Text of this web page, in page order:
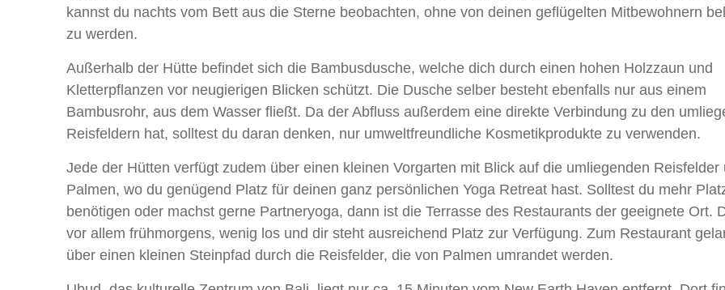
kannst du nachts vom Bett aus die Sterne beobachten, ohne von deinen geflügelten Mitbewohnern
zu werden.
Außerhalb der Hütte befindet sich die Bambusdusche, welche dich durch einen hohen Holzzaun und
Kletterpflanzen vor neugierigen Blicken schützt. Die Dusche selber besteht ebenfalls nur aus einem
Bambusrohr, aus dem Wasser fließt. Da der Abfluss außerdem eine direkte Verbindung zu den
Reisfeldern hat, solltest du daran denken, nur umweltfreundliche Kosmetikprodukte zu verwenden.
Jede der Hütten verfügt zudem über einen kleinen Vorgarten mit Blick auf die umliegenden Reisfelder
Palmen, wo du genügend Platz für deinen ganz persönlichen Yoga Retreat hast. Solltest du mehr
benötigen oder machst gerne Partneryoga, dann ist die Terrasse des Restaurants der geeignete Ort.
vor allem frühmorgens, wenig los und dir steht ausreichend Platz zur Verfügung. Zum Restaurant
über einen kleinen Steinpfad durch die Reisfelder, die von Palmen umrandet werden.